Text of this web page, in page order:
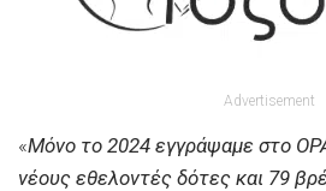
Advertisement
«Μόνο το 2024 εγγράψαμε στο
νέους εθελοντές δότες και 79